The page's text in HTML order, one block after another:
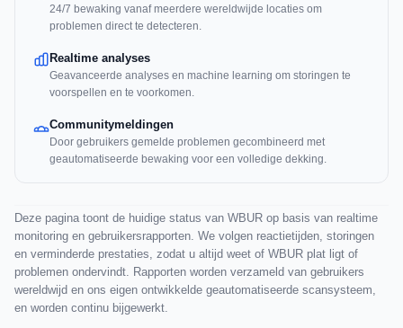
24/7 bewaking vanaf meerdere wereldwijde locaties om
problemen direct te detecteren.
Realtime analyses
Geavanceerde analyses en machine learning om storingen te
voorspellen en te voorkomen.
Communitymeldingen
Door gebruikers gemelde problemen gecombineerd met
geautomatiseerde bewaking voor een volledige dekking.
Deze pagina toont de huidige status van WBUR op basis van realtime
monitoring en gebruikersrapporten. We volgen reactietijden, storingen
en verminderde prestaties, zodat u altijd weet of WBUR plat ligt of
problemen ondervindt. Rapporten worden verzameld van gebruikers
wereldwijd en ons eigen ontwikkelde geautomatiseerde scansysteem,
en worden continu bijgewerkt.